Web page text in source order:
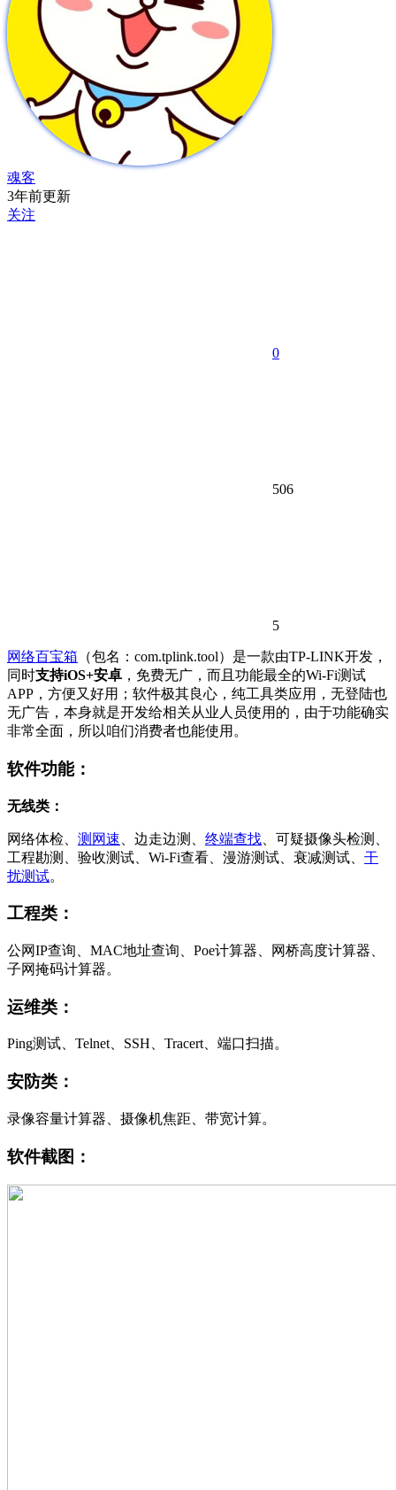
魂客
3年前更新
关注
0
506
5
网络百宝箱 （包名：com.tplink.tool）是一款由TP-LINK开发，
同时支持iOS+安卓 ，免费无广，而且功能最全的Wi-Fi测试
APP，方便又好用；软件极其良心，纯工具类应用，无登陆也
无广告，本身就是开发给相关从业人员使用的，由于功能确实
非常全面，所以咱们消费者也能使用。
软件功能：
无线类：
网络体检、 测网速 、边走边测、 终端查找 、可疑摄像头检测、
工程勘测、验收测试、Wi-Fi查看、漫游测试、衰减测试、 干
扰测试。
工程类：
公网IP查询、MAC地址查询、Poe计算器、网桥高度计算器、
子网掩码计算器。
运维类：
Ping测试、Telnet、SSH、Tracert、端口扫描。
安防类：
录像容量计算器、摄像机焦距、带宽计算。
软件截图：